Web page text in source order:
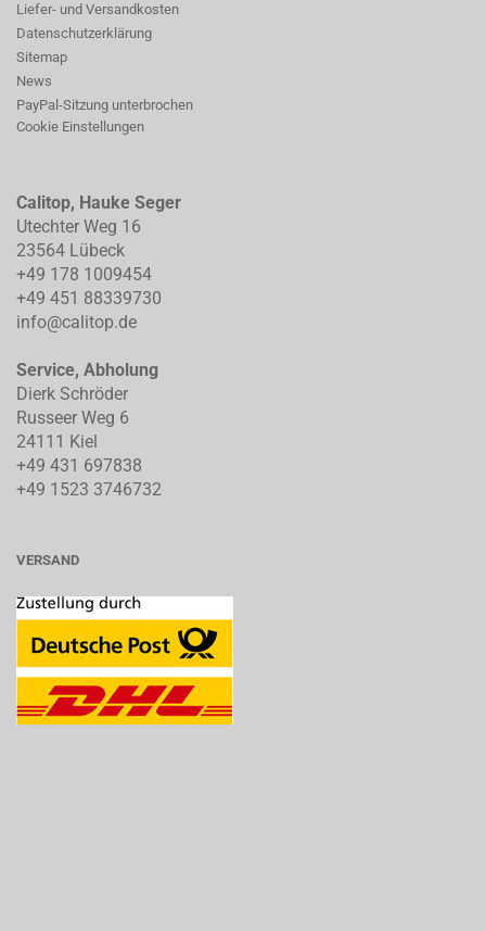
Liefer- und Versandkosten
Datenschutzerklärung
Sitemap
News
PayPal-Sitzung unterbrochen
Cookie Einstellungen
Calitop, Hauke Seger
Utechter Weg 16
23564 Lübeck
+49 178 1009454
+49 451 88339730
info@calitop.de
Service, Abholung
Dierk Schröder
Russeer Weg 6
24111 Kiel
+49 431 697838
+49 1523 3746732
VERSAND